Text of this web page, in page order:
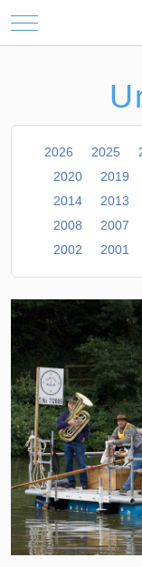
Mobile Menu Toggle
2026 2025
2020
2019
2014
2013
2008
2007
2002
2001